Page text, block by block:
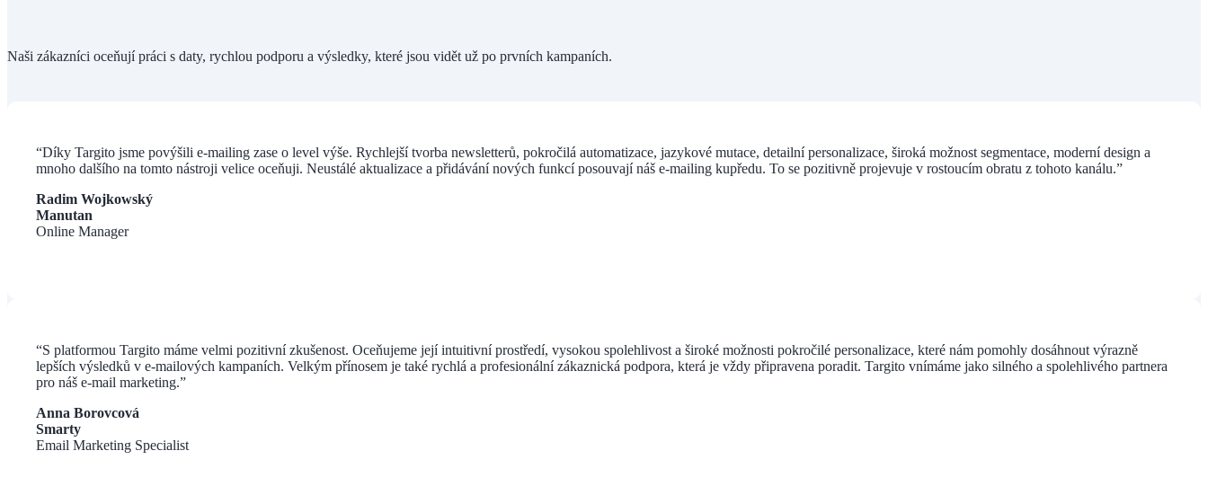
Naši zákazníci oceňují práci s daty, rychlou podporu a výsledky, které jsou vidět už po prvních kampaních.
“Díky Targito jsme povýšili e-mailing zase o level výše. Rychlejší tvorba newsletterů, pokročilá automatizace, jazykové mutace, detailní personalizace, široká možnost segmentace, moderní design a
mnoho dalšího na tomto nástroji velice oceňuji. Neustálé aktualizace a přidávání nových funkcí posouvají náš e-mailing kupředu. To se pozitivně projevuje v rostoucím obratu z tohoto kanálu.”
Radim Wojkowský
Manutan
Online Manager
“S platformou Targito máme velmi pozitivní zkušenost. Oceňujeme její intuitivní prostředí, vysokou spolehlivost a široké možnosti pokročilé personalizace, které nám pomohly dosáhnout výrazně
lepších výsledků v e-mailových kampaních. Velkým přínosem je také rychlá a profesionální zákaznická podpora, která je vždy připravena poradit. Targito vnímáme jako silného a spolehlivého partnera
pro náš e-mail marketing.”
Anna Borovcová
Smarty
Email Marketing Specialist